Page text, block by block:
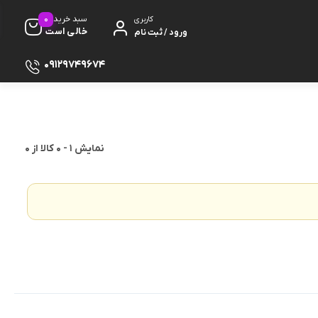
کاربری
ورود / ثبت نام
سبد خرید
خالی است
0
09129749674
نمایش 1
-
0 کالا از 0